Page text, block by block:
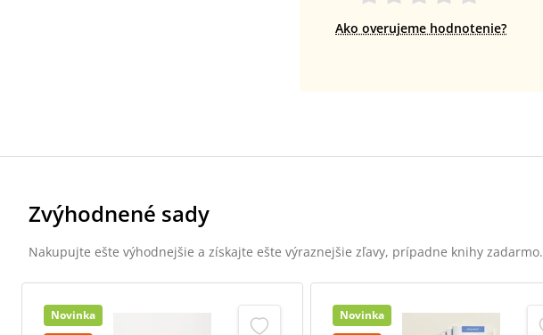
Ako overujeme hodnotenie?
Zvýhodnené sady
Nakupujte ešte výhodnejšie a získajte ešte výraznejšie zľavy, prípadne knihy zadarmo.
Novinka
Novinka